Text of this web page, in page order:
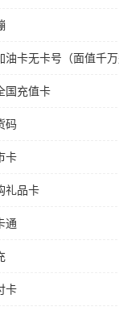
卡无卡号（面值千万
国充值卡
码
卡
礼品卡
通
卡